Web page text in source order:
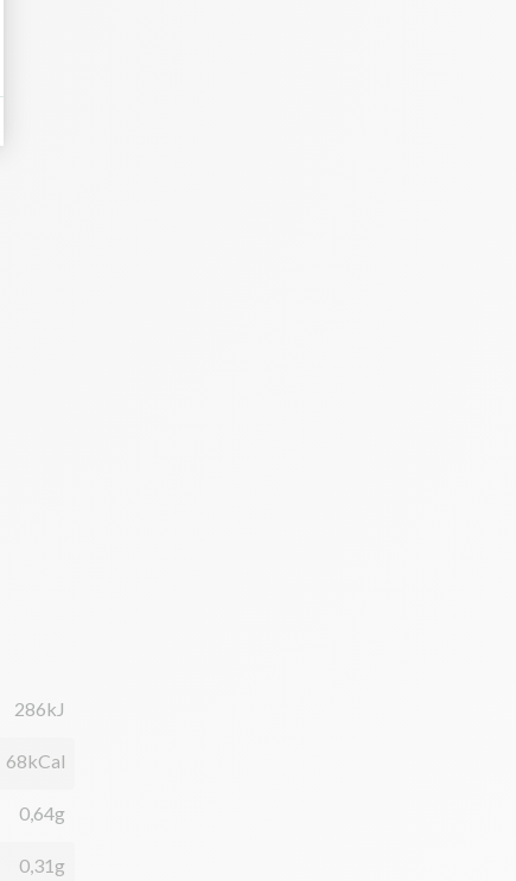
286kJ
68kCal
0,64g
0,31g